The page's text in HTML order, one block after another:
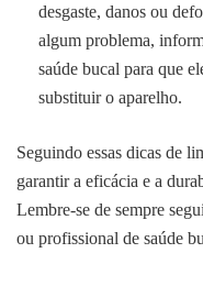
desgaste, danos ou
algum problema,
saúde bucal para que
substituir o aparelho.
Seguindo essas dicas de
garantir a eficácia e a
Lembre-se de sempre
ou profissional de saúde